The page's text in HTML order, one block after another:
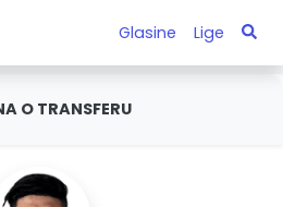
Glasine Lige
O TRANSFERU